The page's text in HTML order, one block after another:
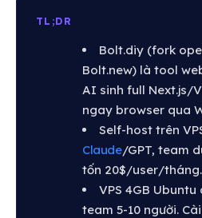
TL;DR
Bolt.diy (fork
Bolt.new) là tool
AI sinh full Next.js/
ngay browser qua
Self-host trên
Claude/GPT, team
tốn 20$/user/tháng.
VPS 4GB
team 5-10 người.